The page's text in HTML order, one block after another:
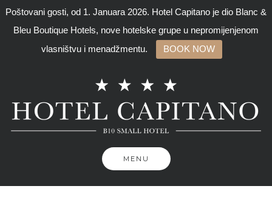
Poštovani gosti, od 1. Januara 2026. Hotel Capitano je dio Blanc &
Bleu Boutique Hotels, nove hotelske grupe u nepromijenjenom
vlasništvu i menadžmentu.
BOOK NOW
MENU